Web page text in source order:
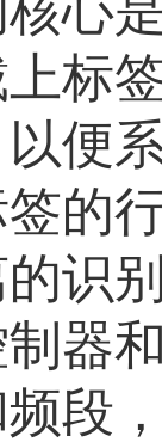
标
便
的
识
器
段